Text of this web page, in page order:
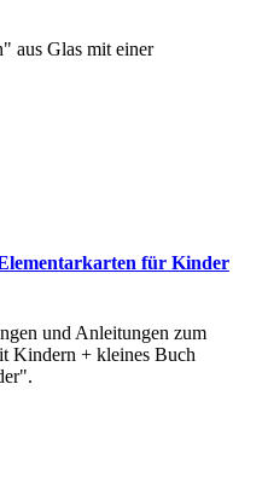
aus Glas mit einer
für Kinder
und Anleitungen zum
Kindern + kleines Buch